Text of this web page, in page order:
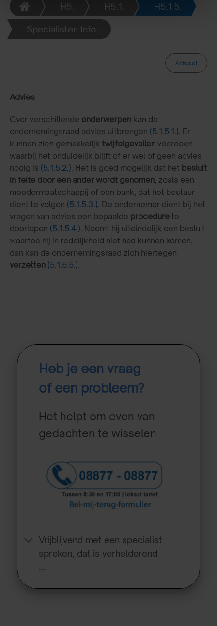
H5. H5.1. H5.1.5.
Specialisten Info
Actueel
Advies
Over verschillende onderwerpen kan de
ondernemingsraad advies uitbrengen (5.1.5.1.). Er
kunnen zich gemakkelijk twijfelgevallen voordoen
waarbij het onduidelijk blijft of er wel of geen advies
nodig is (5.1.5.2.). Het is goed mogelijk dat het besluit
in feite door een ander wordt genomen, zoals een
moedermaatschappij of een bank, dat het bestuur
dient te volgen (5.1.5.3.). De ondernemer dient bij het
vragen van advies een bepaalde procedure te
doorlopen (5.1.5.4.). Neemt hij uiteindelijk een besluit
waartoe hij in redelijkheid niet had kunnen komen,
dan kan de ondernemingsraad zich hiertegen
verzetten (5.1.5.5.).
Heb je een vraag
of een probleem?
Het helpt om even van
gedachten te wisselen
Vrijblijvend met een specialist
spreken, dat is verhelderend
….